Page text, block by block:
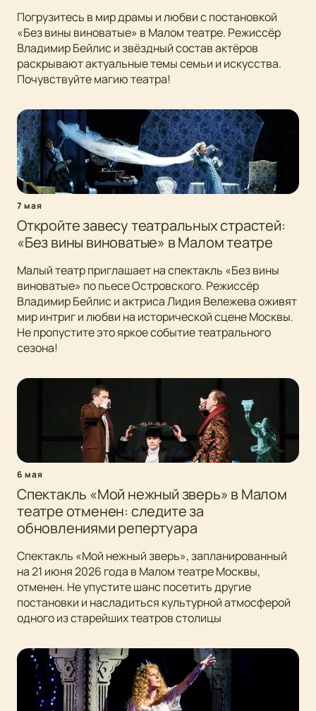
Погрузитесь в мир драмы и любви с постановкой
«Без вины виноватые» в Малом театре. Режиссёр
Владимир Бейлис и звёздный состав актёров
раскрывают актуальные темы семьи и искусства.
Почувствуйте магию театра!
7 мая
Откройте завесу театральных страстей:
«Без вины виноватые» в Малом театре
Малый театр приглашает на спектакль «Без вины
виноватые» по пьесе Островского. Режиссёр
Владимир Бейлис и актриса Лидия Вележева оживят
мир интриг и любви на исторической сцене Москвы.
Не пропустите это яркое событие театрального
сезона!
6 мая
Спектакль «Мой нежный зверь» в Малом
театре отменен: следите за
обновлениями репертуара
Спектакль «Мой нежный зверь», запланированный
на 21 июня 2026 года в Малом театре Москвы,
отменен. Не упустите шанс посетить другие
постановки и насладиться культурной атмосферой
одного из старейших театров столицы